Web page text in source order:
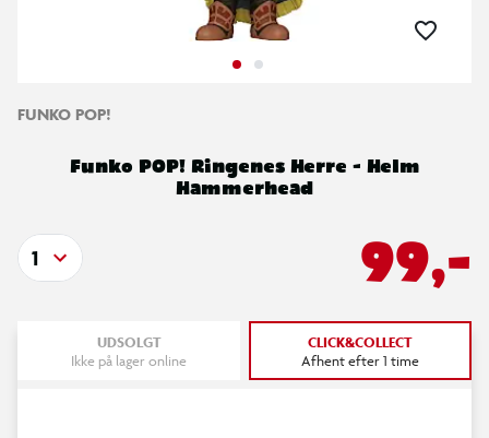
FUNKO POP!
Funko POP! Ringenes Herre - Helm
Hammerhead
99,-
1
UDSOLGT
Ikke på lager online
CLICK&COLLECT
Afhent efter 1 time